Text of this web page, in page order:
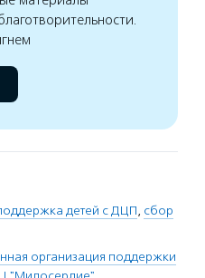
детей с ДЦП, сбор
организация поддержки